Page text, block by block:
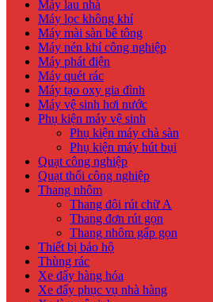
Máy lau nhà
Máy lọc không khí
Máy mài sàn bê tông
Máy nén khí công nghiệp
Máy phát điện
Máy quét rác
Máy tạo oxy gia đình
Máy vệ sinh hơi nước
Phụ kiện máy vệ sinh
Phụ kiện máy chà sàn
Phụ kiện máy hút bụi
Quạt công nghiệp
Quạt thổi công nghiệp
Thang nhôm
Thang đôi rút chữ A
Thang đơn rút gọn
Thang nhôm gấp gọn
Thiết bị bảo hộ
Thùng rác
Xe đẩy hàng hóa
Xe đẩy phục vụ nhà hàng